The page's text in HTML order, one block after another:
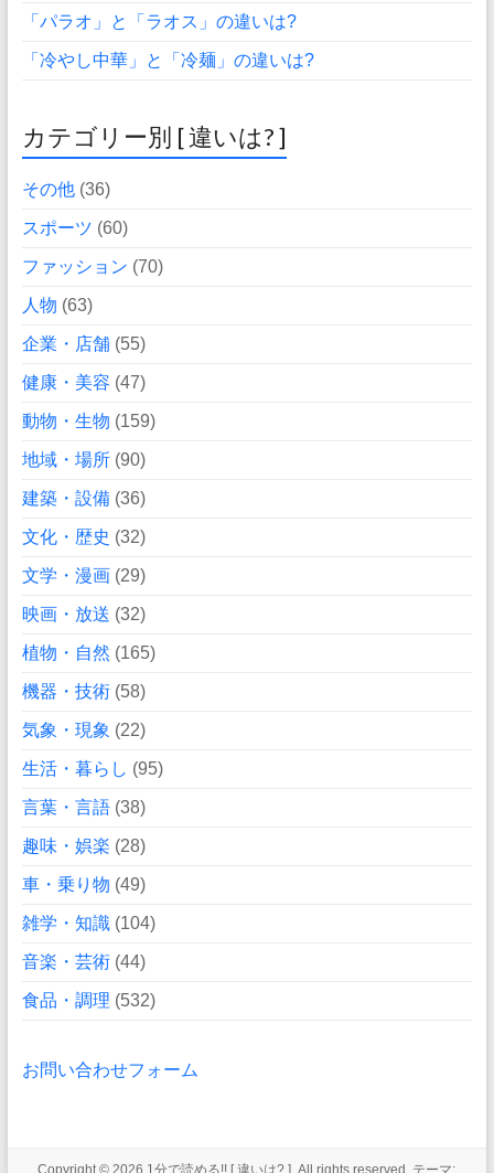
「パラオ」と「ラオス」の違いは?
「冷やし中華」と「冷麺」の違いは?
カテゴリー別 [ 違いは? ]
その他(36)
スポーツ (60)
ファッション (70)
人物 (63)
企業・店舗(55)
健康・美容 (47)
動物・生物 (159)
地域・場所(90)
建築・設備(36)
文化・歴史 (32)
文学・漫画(29)
映画・放送 (32)
植物・自然 (165)
機器・技術(58)
気象・現象 (22)
生活・暮らし (95)
言葉・言語(38)
趣味・娯楽 (28)
車・乗り物 (49)
雑学・知識(104)
音楽・芸術(44)
食品・調理 (532)
お問い合わせフォーム